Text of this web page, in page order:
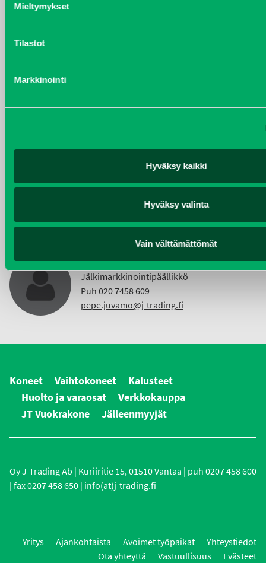
Mieltymykset
Tilastot
Markkinointi
Hyväksy kaikki
Hyväksy valinta
Vain välttämättömät
Taajama- ja viheralueiden hoitokoneet ja
Vuokrakoneet
Puh 040 4814 189
PEPE JUVAMO
Jälkimarkkinointipäällikkö
Puh 020 7458 609
pepe.juvamo@j-trading.fi
Koneet Vaihtokoneet
Kalusteet
Huolto ja varaosat
Verkkokauppa
JT Vuokrakone
Jälleenmyyjät
Oy J-Trading Ab | Kuriiritie 15, 01510 Vantaa | puh 0207 458 600
| fax 0207 458 650 | info(at)j-trading.fi
Yritys Ajankohtaista Avoimet työpaikat
Yhteystiedot
Ota yhteyttä
Vastuullisuus
Evästeet